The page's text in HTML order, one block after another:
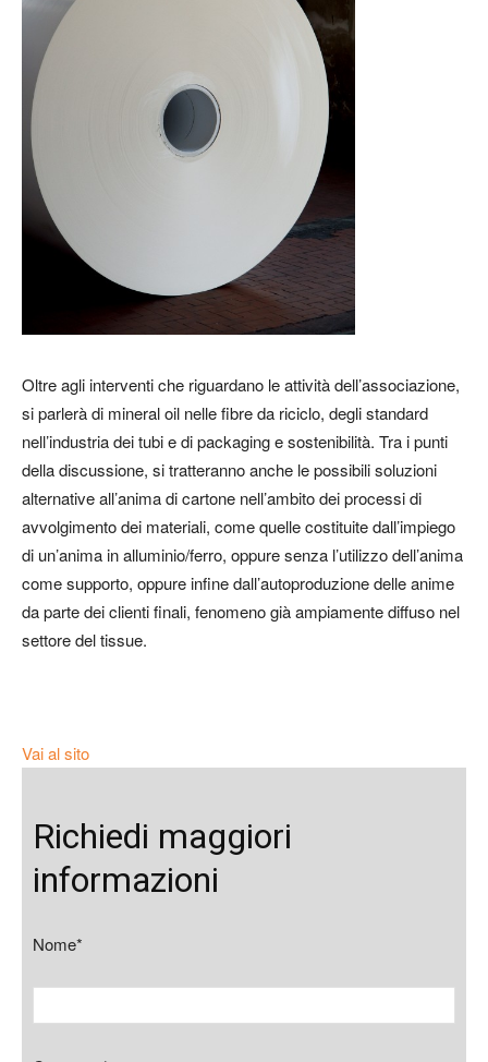
Oltre agli interventi che riguardano le attività dell’associazione,
si parlerà di mineral oil nelle fibre da riciclo, degli standard
nell’industria dei tubi e di packaging e sostenibilità. Tra i punti
della discussione, si tratteranno anche le possibili soluzioni
alternative all’anima di cartone nell’ambito dei processi di
avvolgimento dei materiali, come quelle costituite dall’impiego
di un’anima in alluminio/ferro, oppure senza l’utilizzo dell’anima
come supporto, oppure infine dall’autoproduzione delle anime
da parte dei clienti finali, fenomeno già ampiamente diffuso nel
settore del tissue.
Vai al sito
Richiedi maggiori
informazioni
Nome*